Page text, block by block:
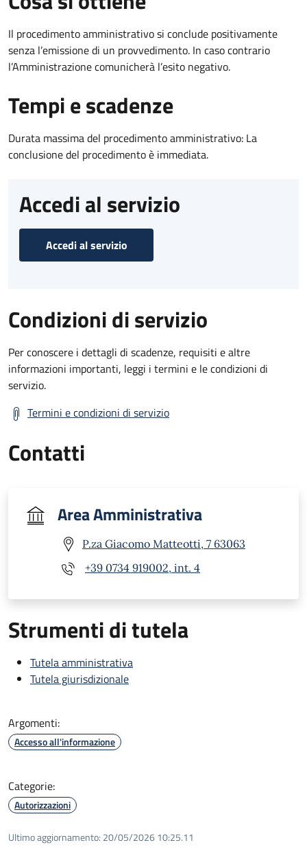
Il procedimento amministrativo si conclude positivamente
senza l’emissione di un provvedimento. In caso contrario
l’Amministrazione comunicherà l’esito negativo.
Tempi e scadenze
Durata massima del procedimento amministrativo: La
conclusione del procedimento è immediata.
Accedi al servizio
Accedi al servizio
Condizioni di servizio
Per conoscere i dettagli di scadenze, requisiti e altre
informazioni importanti, leggi i termini e le condizioni di
servizio.
Termini e condizioni di servizio
Contatti
Area Amministrativa
P.za Giacomo Matteotti, 7 63063
+39 0734 919002, int. 4
Strumenti di tutela
Tutela amministrativa
Tutela giurisdizionale
Argomenti:
Accesso all'informazione
Categorie:
Autorizzazioni
Ultimo aggiornamento: 20/05/2026 10:25.11